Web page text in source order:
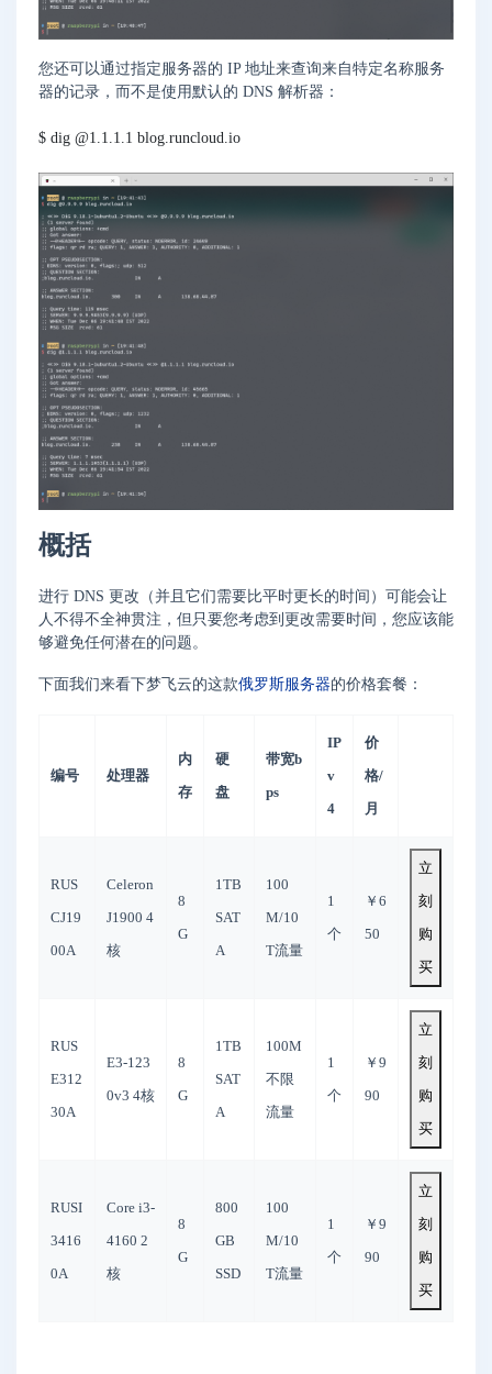
您还可以通过指定服务器的 IP 地址来查询来自特定名称服务
器的记录，而不是使用默认的 DNS 解析器：
$ dig @1.1.1.1 blog.runcloud.io
概括
进行 DNS 更改（并且它们需要比平时更长的时间）可能会让
人不得不全神贯注，但只要您考虑到更改需要时间，您应该能
够避免任何潜在的问题。
下面我们来看下梦飞云的这款俄罗斯服务器的价格套餐：
编号 处理器
内
存
硬
盘
带宽b
ps
IP
v
4
价
格/
月
RUS
CJ19
00A
Celeron
J1900 4
核
8
G
1TB
SAT
A
100
M/10
T流量
1
个
￥6
50
立
刻
购
买
RUS
E312
30A
E3-123
0v3 4核
8
G
1TB
SAT
A
100M
不限
流量
1
个
￥9
90
立
刻
购
买
RUSI
3416
0A
Core i3-
4160 2
核
8
G
800
GB
SSD
100
M/10
T流量
1
个
￥9
90
立
刻
购
买